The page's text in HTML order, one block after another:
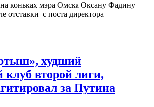
коньках мэра Омска Оксану Фадину
отставки с поста директора
худший
второй лиги,
за Путина